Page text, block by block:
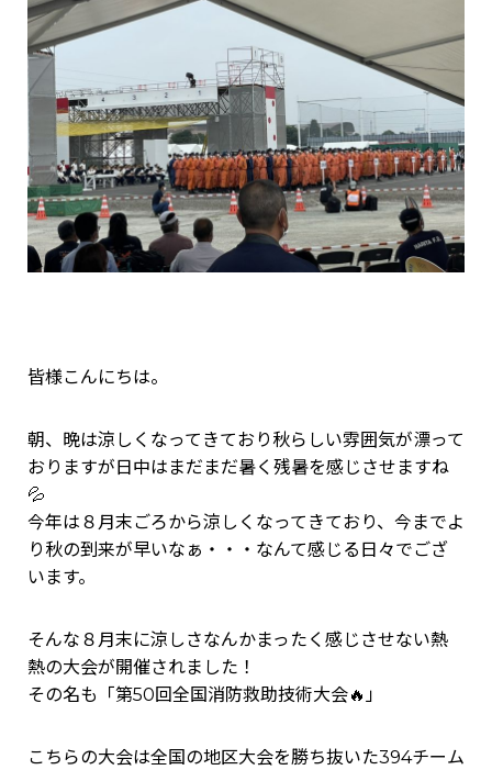
皆様こんにちは。
朝、晩は涼しくなってきており秋らしい雰囲気が漂って
おりますが日中はまだまだ暑く残暑を感じさせますね
💦
今年は８月末ごろから涼しくなってきており、今までよ
り秋の到来が早いなぁ・・・なんて感じる日々でござ
います。
そんな８月末に涼しさなんかまったく感じさせない熱
熱の大会が開催されました！
その名も「第50回全国消防救助技術大会🔥」
こちらの大会は全国の地区大会を勝ち抜いた394チーム